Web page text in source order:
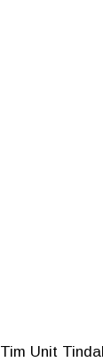
Tim Unit